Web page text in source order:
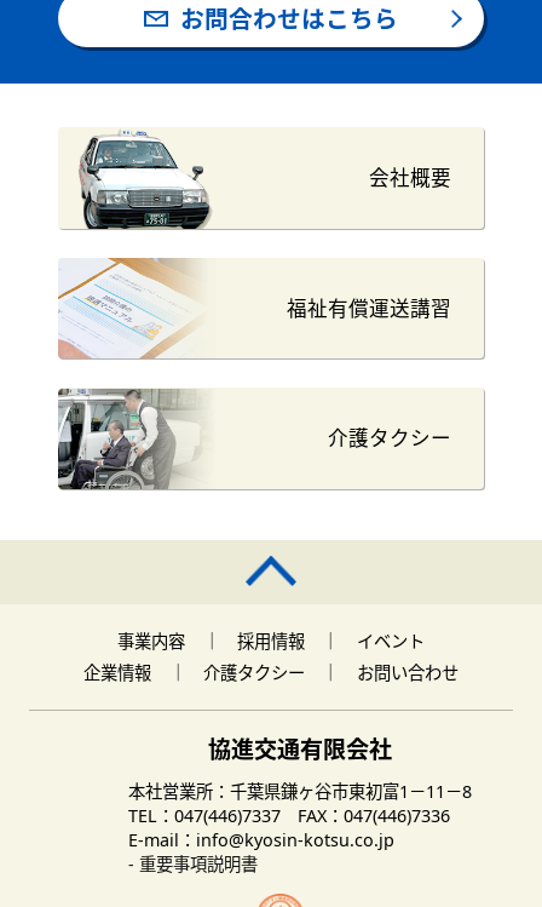
お問合わせはこちら
会社概要
福祉有償運送講習
介護タクシー
事業内容 採用情報
イベント
企業情報
介護タクシー お問い合わせ
協進交通有限会社
本社営業所：千葉県鎌ヶ谷市東初富1－11－8
TEL：047(446)7337 FAX：047(446)7336
E-mail：info@kyosin-kotsu.co.jp
- 重要事項説明書